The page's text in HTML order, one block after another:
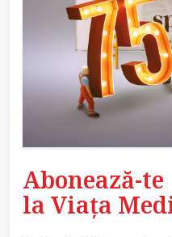
Abonează-te
la Viața